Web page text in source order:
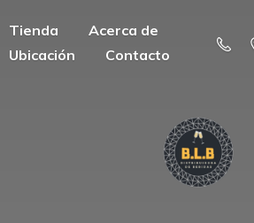
Tienda
Acerca de
Ubicación
Contacto